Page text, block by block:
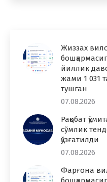
Жиззах
йиллик
жами 1 031
тушган
07.08.2026
Рақобат
сўмлик
қўзғатилди
07.08.2026
Фарғона